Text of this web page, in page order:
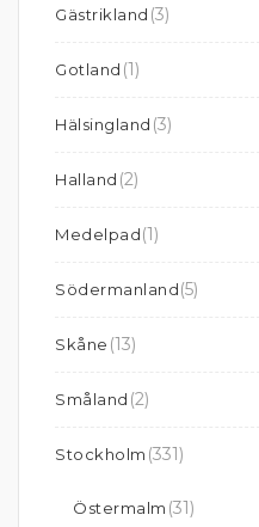
Gästrikland (3)
Gotland (1)
Hälsingland (3)
Halland (2)
Medelpad(1)
Södermanland(5)
Skåne (13)
Småland (2)
Stockholm (331)
Östermalm (31)